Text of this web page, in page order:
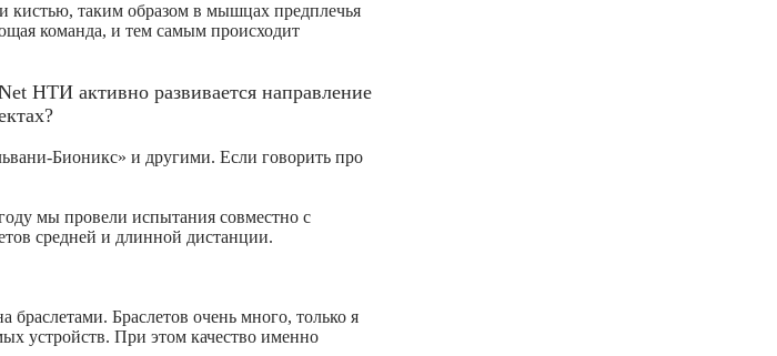
таким образом в мышцах предплечья
команда, и тем самым происходит
НТИ активно развивается направление
Бионикс» и другими. Если говорить про
мы провели испытания совместно с
средней и длинной дистанции.
Браслетов очень много, только я
устройств. При этом качество именно